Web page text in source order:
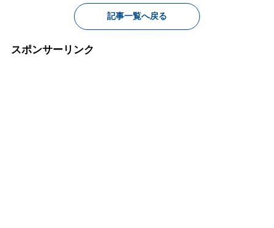
記事一覧へ戻る
スポンサーリンク